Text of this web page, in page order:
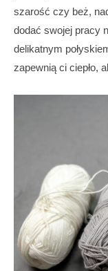
szarość czy beż,
dodać swojej pracy
delikatnym
zapewnią ci ciepło,